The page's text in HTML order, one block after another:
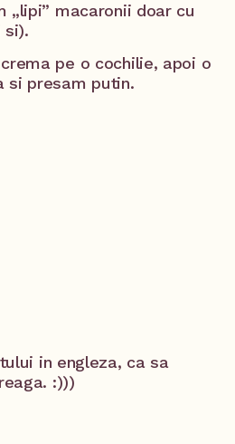
„lipi” macaronii doar cu
si).
pe o cochilie, apoi o
si presam putin.
in engleza, ca sa
:)))